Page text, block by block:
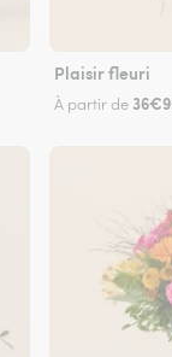
Plaisir fleuri
À partir de